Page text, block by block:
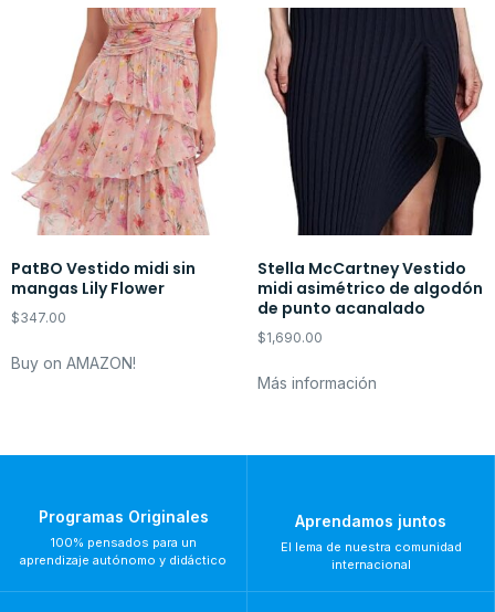
PatBO Vestido midi sin
mangas Lily Flower
$347.00
Buy on AMAZON!
Stella McCartney Vestido
midi asimétrico de algodón
de punto acanalado
$1,690.00
Más información
Programas Originales
100% pensados para un
aprendizaje autónomo y didáctico
Aprendamos juntos
El lema de nuestra comunidad
internacional